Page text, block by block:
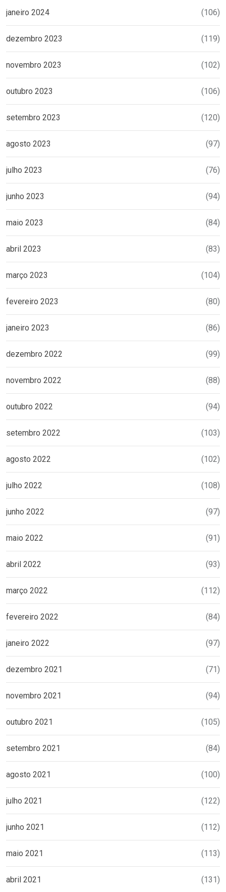
janeiro 2024 (106)
dezembro 2023 (119)
novembro 2023 (102)
outubro 2023 (106)
setembro 2023 (120)
agosto 2023 (97)
julho 2023 (76)
junho 2023 (94)
maio 2023 (84)
abril 2023 (83)
março 2023 (104)
fevereiro 2023 (80)
janeiro 2023 (86)
dezembro 2022 (99)
novembro 2022 (88)
outubro 2022 (94)
setembro 2022 (103)
agosto 2022 (102)
julho 2022 (108)
junho 2022 (97)
maio 2022 (91)
abril 2022 (93)
março 2022 (112)
fevereiro 2022 (84)
janeiro 2022 (97)
dezembro 2021 (71)
novembro 2021 (94)
outubro 2021 (105)
setembro 2021 (84)
agosto 2021 (100)
julho 2021 (122)
junho 2021 (112)
maio 2021 (113)
abril 2021 (131)